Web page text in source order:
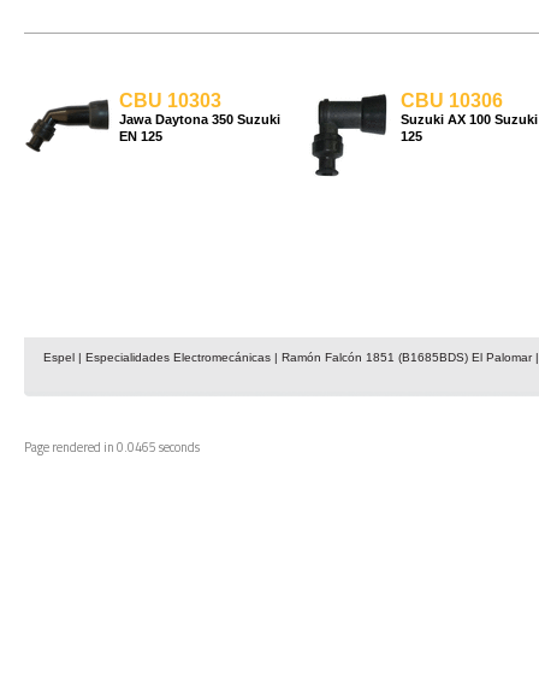
CBU 10303
Jawa Daytona 350 Suzuki
EN 125
CBU 10306
Suzuki AX 100 Suzuki
125
Espel | Especialidades Electromecánicas | Ramón Falcón 1851 (B1685BDS) El
Page rendered in 0.0465 seconds